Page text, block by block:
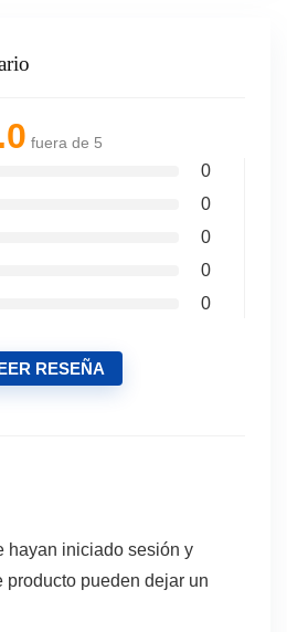
fuera de 5
0
0
0
0
0
RESEÑA
hayan iniciado sesión y
producto pueden dejar un